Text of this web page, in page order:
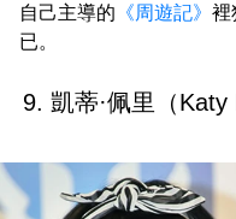
自己主導的 《周遊記》 裡
已。
9. 凱蒂·佩里（